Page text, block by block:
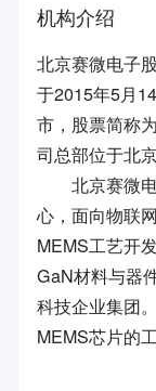
机构介绍
北京赛微电子
于2015年5月
市，股票简称
司总部位于北
北京赛微电
心，面向物联
MEMS工艺开
GaN材料与器
科技企业集团
MEMS芯片的